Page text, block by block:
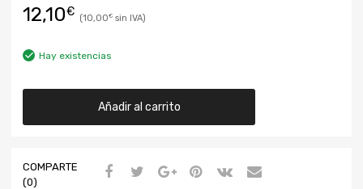
12,10€ 10,00€
Hay existencias
Añadir al carrito
COMPARTE
(0)